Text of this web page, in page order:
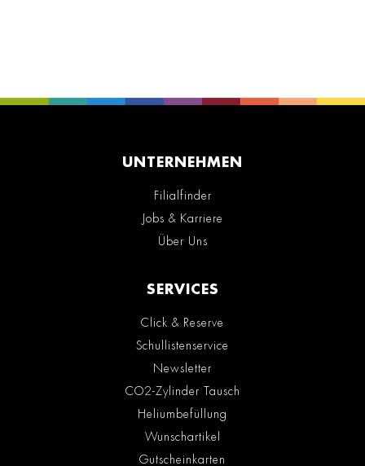
UNTERNEHMEN
Filialfinder
Jobs & Karriere
Über Uns
SERVICES
Click & Reserve
Schullistenservice
Newsletter
CO2-Zylinder Tausch
Heliumbefüllung
Wunschartikel
Gutscheinkarten